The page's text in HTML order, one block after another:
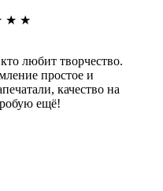
★ ★
любит творчество.
простое и
качество на
ещё!